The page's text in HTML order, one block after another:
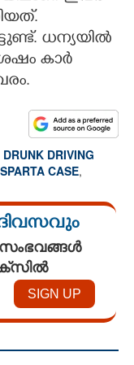
ധന്യയിൽ
കാർ
DRUNK DRIVING
CASE,
ദിവസവും